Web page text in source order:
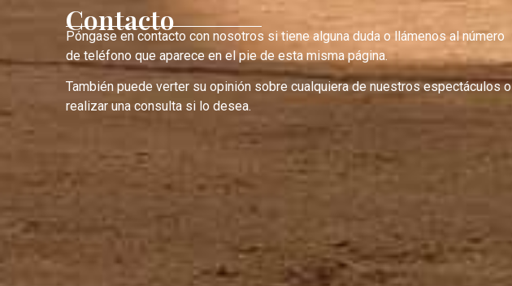
Contacto
Póngase en contacto con nosotros si tiene alguna duda o llámenos al número
de teléfono que aparece en el pie de esta misma página.
También puede verter su opinión sobre cualquiera de nuestros espectáculos o
realizar una consulta si lo desea.